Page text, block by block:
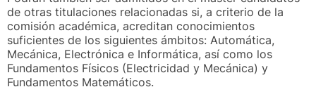
de otras titulaciones relacionadas si, a criterio de la
comisión académica, acreditan conocimientos
suficientes de los siguientes ámbitos: Automática,
Mecánica, Electrónica e Informática, así como los
Fundamentos Físicos (Electricidad y Mecánica) y
Fundamentos Matemáticos.